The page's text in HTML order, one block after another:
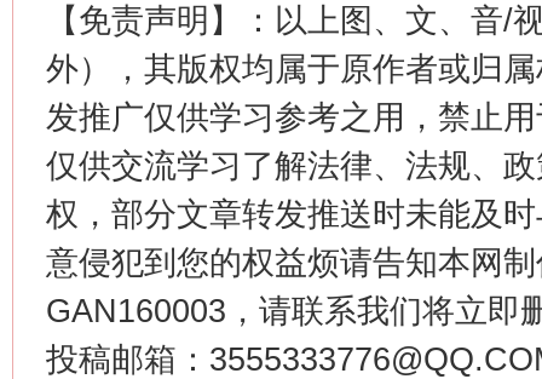
【免责声明】：以上图、文、音/
外），其版权均属于原作者或归
发推广仅供学习参考之用，禁止
仅供交流学习了解法律、法规、
权，部分文章转发推送时未能及
意侵犯到您的权益烦请告知本网
GAN160003，请联系我们将立即
投稿邮箱：
生